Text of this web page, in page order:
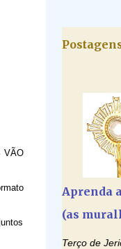
VÃO
Aprenda
(as
Terço de